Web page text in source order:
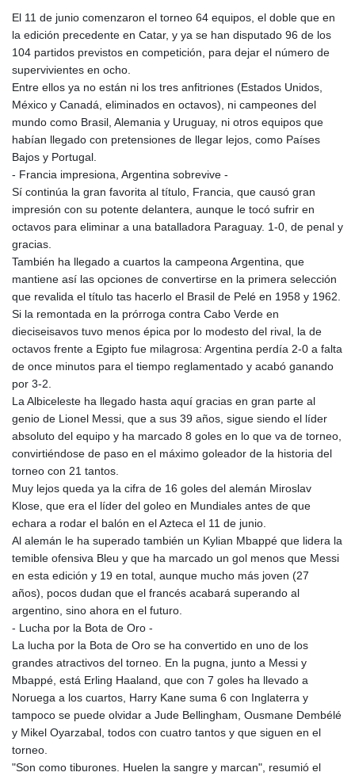
El 11 de junio comenzaron el torneo 64 equipos, el doble que en
la edición precedente en Catar, y ya se han disputado 96 de los
104 partidos previstos en competición, para dejar el número de
supervivientes en ocho.
Entre ellos ya no están ni los tres anfitriones (Estados Unidos,
México y Canadá, eliminados en octavos), ni campeones del
mundo como Brasil, Alemania y Uruguay, ni otros equipos que
habían llegado con pretensiones de llegar lejos, como Países
Bajos y Portugal.
- Francia impresiona, Argentina sobrevive -
Sí continúa la gran favorita al título, Francia, que causó gran
impresión con su potente delantera, aunque le tocó sufrir en
octavos para eliminar a una batalladora Paraguay. 1-0, de penal y
gracias.
También ha llegado a cuartos la campeona Argentina, que
mantiene así las opciones de convertirse en la primera selección
que revalida el título tas hacerlo el Brasil de Pelé en 1958 y 1962.
Si la remontada en la prórroga contra Cabo Verde en
dieciseisavos tuvo menos épica por lo modesto del rival, la de
octavos frente a Egipto fue milagrosa: Argentina perdía 2-0 a falta
de once minutos para el tiempo reglamentado y acabó ganando
por 3-2.
La Albiceleste ha llegado hasta aquí gracias en gran parte al
genio de Lionel Messi, que a sus 39 años, sigue siendo el líder
absoluto del equipo y ha marcado 8 goles en lo que va de torneo,
convirtiéndose de paso en el máximo goleador de la historia del
torneo con 21 tantos.
Muy lejos queda ya la cifra de 16 goles del alemán Miroslav
Klose, que era el líder del goleo en Mundiales antes de que
echara a rodar el balón en el Azteca el 11 de junio.
Al alemán le ha superado también un Kylian Mbappé que lidera la
temible ofensiva Bleu y que ha marcado un gol menos que Messi
en esta edición y 19 en total, aunque mucho más joven (27
años), pocos dudan que el francés acabará superando al
argentino, sino ahora en el futuro.
- Lucha por la Bota de Oro -
La lucha por la Bota de Oro se ha convertido en uno de los
grandes atractivos del torneo. En la pugna, junto a Messi y
Mbappé, está Erling Haaland, que con 7 goles ha llevado a
Noruega a los cuartos, Harry Kane suma 6 con Inglaterra y
tampoco se puede olvidar a Jude Bellingham, Ousmane Dembélé
y Mikel Oyarzabal, todos con cuatro tantos y que siguen en el
torneo.
"Son como tiburones. Huelen la sangre y marcan", resumió el